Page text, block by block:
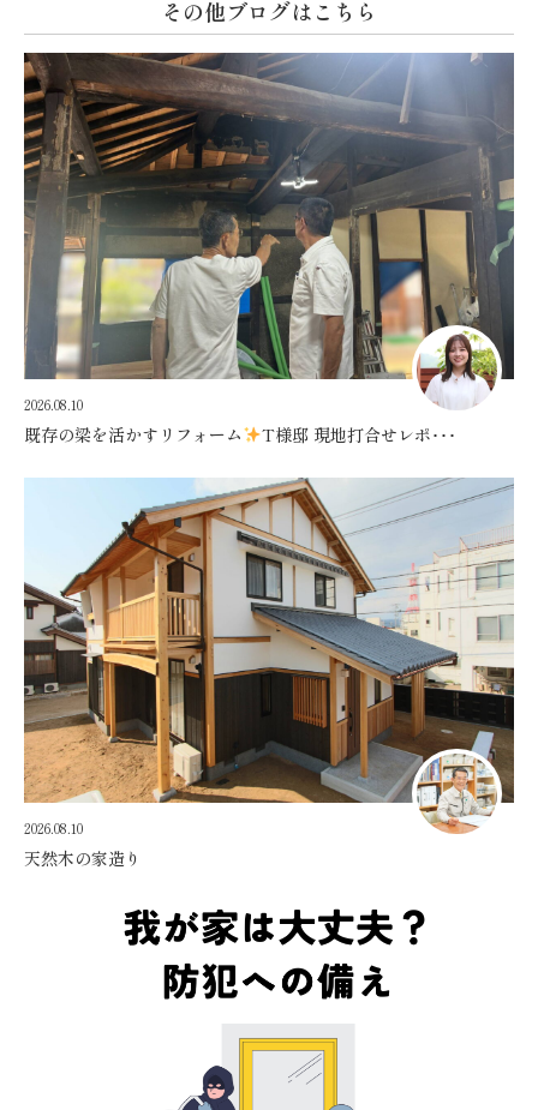
その他ブログはこちら
2026.08.10
既存の梁を活かすリフォーム T様邸 現地打合せレポ･･･
2026.08.10
天然木の家造り